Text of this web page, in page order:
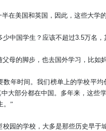
在美国和英国，因此，这些大学
少中国学生？应该不超过3.5万名，
母的脚步，也去国外学习，比如
数年时间。我们榜单上的学校平均
大部分都在中国。多年来，这些
”
园的学校，大多是那些历史早